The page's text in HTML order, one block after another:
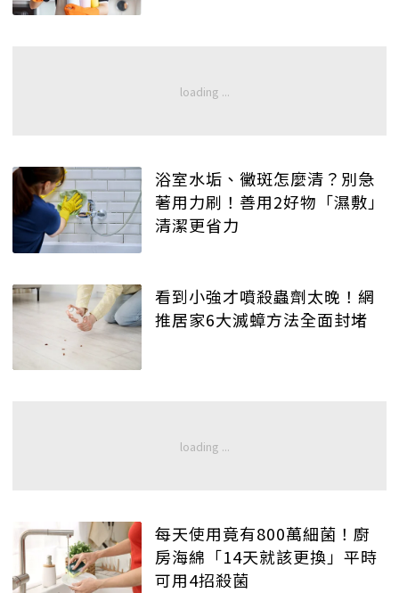
浴室水垢、黴斑怎麼清？別急
著用力刷！善用2好物「濕敷」
清潔更省力
看到小強才噴殺蟲劑太晚！網
推居家6大滅蟑方法全面封堵
每天使用竟有800萬細菌！廚
房海綿「14天就該更換」平時
可用4招殺菌